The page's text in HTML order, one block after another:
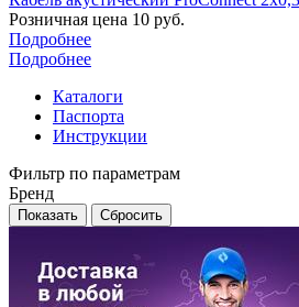
Розничная цена 10 руб.
Подробнее
Подробнее
Каталоги
Паспорта
Инструкции
Фильтр по параметрам
Бренд
Сбросить